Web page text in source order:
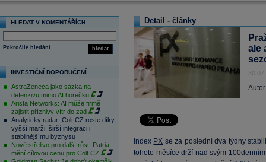
HLEDAT V KOMENTÁŘÍCH
hledat
Pokročilé hledání
INVESTIČNÍ DOPORUČENÍ
AstraZeneca jako sázka na
defenzivu mimo AI horečku
Arista Networks: AI může firmě
zajistit příznivý vítr do zad
Analytický radar: Colt CZ roste díky
vyšší marži, širší integraci i
stabilnějšímu byznysu
Nové střelivo pro další růst. Patria
mění cílovou cenu pro Colt CZ
Detail - články
ale
Index PX se za poslední dva týdny
tohoto měsíce drží nad svým